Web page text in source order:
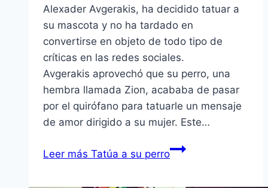
Alexader Avgerakis, ha decidido tatuar a
su mascota y no ha tardado en
convertirse en objeto de todo tipo de
críticas en las redes sociales.
Avgerakis aprovechó que su perro, una
hembra llamada Zion, acababa de pasar
por el quirófano para tatuarle un mensaje
de amor dirigido a su mujer. Este…
Leer más Tatúa a su perro